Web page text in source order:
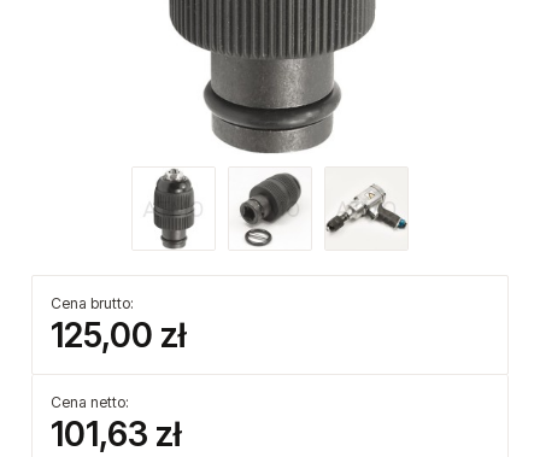
Cena brutto:
125,00 zł
Cena netto:
101,63 zł